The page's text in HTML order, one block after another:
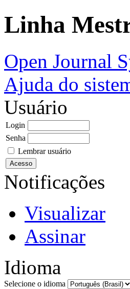
Linha
Open Journal
Ajuda do
Usuário
Login
Senha
Lembrar usuário
Notificações
Visualizar
Assinar
Idioma
Selecione o idioma